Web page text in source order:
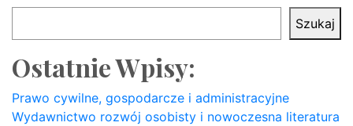
Szukaj
Ostatnie Wpisy:
Prawo cywilne, gospodarcze i administracyjne
Wydawnictwo rozwój osobisty i nowoczesna literatura